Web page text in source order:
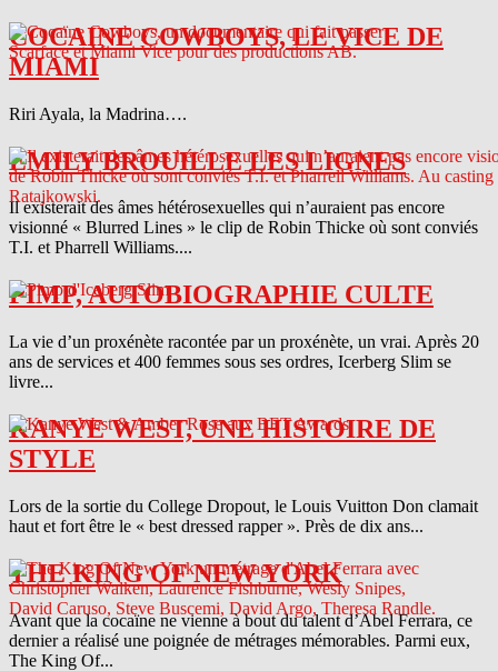
COCAINE COWBOYS, LE VICE DE
MIAMI
Riri Ayala, la Madrina….
EMILY BROUILLE LES LIGNES
Il existerait des âmes hétérosexuelles qui n’auraient pas encore
visionné « Blurred Lines » le clip de Robin Thicke où sont conviés
T.I. et Pharrell Williams....
PIMP, AUTOBIOGRAPHIE CULTE
La vie d’un proxénète racontée par un proxénète, un vrai. Après 20
ans de services et 400 femmes sous ses ordres, Icerberg Slim se
livre...
KANYE WEST, UNE HISTOIRE DE
STYLE
Lors de la sortie du College Dropout, le Louis Vuitton Don clamait
haut et fort être le « best dressed rapper ». Près de dix ans...
THE KING OF NEW YORK
Avant que la cocaïne ne vienne à bout du talent d’Abel Ferrara, ce
dernier a réalisé une poignée de métrages mémorables. Parmi eux,
The King Of...